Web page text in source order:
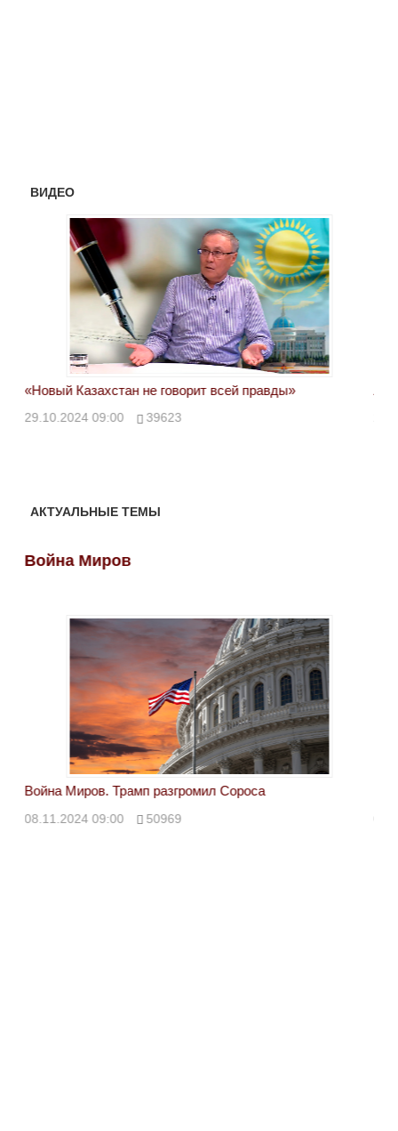
ВИДЕО
«Новый Казахстан не говорит всей правды»
29.10.2024 09:00 39623
АКТУАЛЬНЫЕ ТЕМЫ
Война Миров
Война Миров. Трамп разгромил Сороса
08.11.2024 09:00 50969